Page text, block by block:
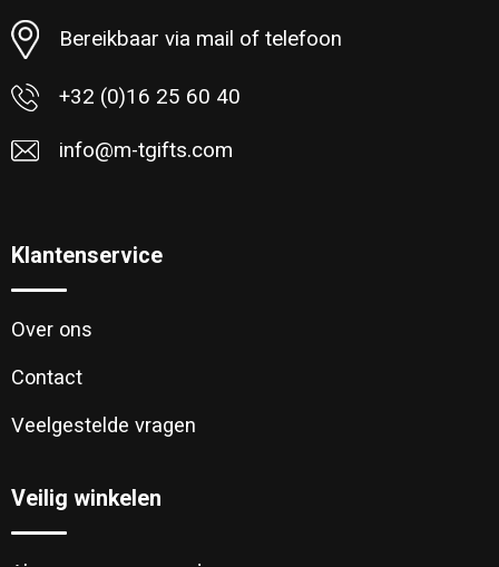
Bereikbaar via mail of telefoon
+32 (0)16 25 60 40
info@m-tgifts.com
Klantenservice
Over ons
Contact
Veelgestelde vragen
Veilig winkelen